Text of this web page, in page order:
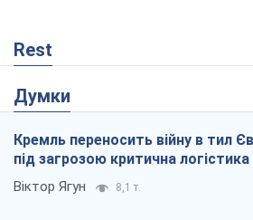
Rest
Думки
Кремль переносить війну в тил
під загрозою критична логістика
Віктор Ягун 8,1 т.